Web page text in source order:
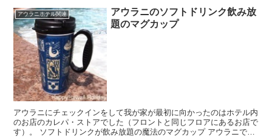
アウラニホテル関連
アウラニのソフトドリンク飲み放
題のマグカップ
アウラニにチェックインをして我が家が最初に向かったのはホテル内
のお店のカレパ・ストアでした（フロントと同じフロアにあるお店で
す）。 ソフトドリンクが飲み放題の魔法のマグカップ アウラニでは